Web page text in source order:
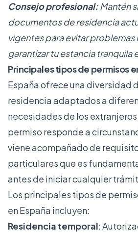
Consejo profesional: Mantén
documentos de residencia
vigentes para evitar problemas
garantizar tu estancia tranquila
Principales tipos de permisos
España ofrece una diversidad
residencia adaptados a
necesidades de los
permiso responde a
viene acompañado de
particulares que es
antes de iniciar cualquier
Los principales tipos de
en España incluyen:
Residencia temporal: